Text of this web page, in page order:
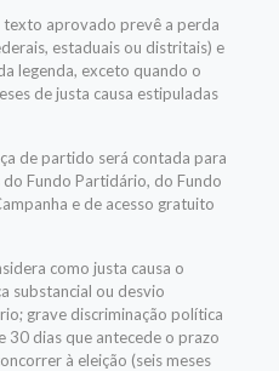
aprovado prevê a perda
estaduais ou distritais) e
legenda, exceto quando o
de justa causa estipuladas
de partido será contada para
Fundo Partidário, do Fundo
e de acesso gratuito
como justa causa o
substancial ou desvio
grave discriminação política
30 dias que antecede o prazo
à eleição (seis meses